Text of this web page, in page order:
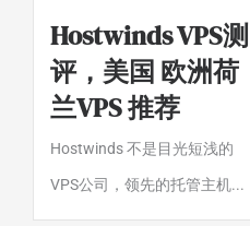
Hostwinds VPS测
评，美国 欧洲荷
兰VPS 推荐
Hostwinds 不是目光短浅的
VPS公司，领先的托管主机...